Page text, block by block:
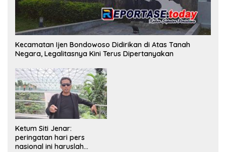
Kecamatan Ijen Bondowoso Didirikan di Atas Tanah
Negara, Legalitasnya Kini Terus Dipertanyakan
Ketum Siti Jenar:
peringatan hari pers
nasional ini haruslah